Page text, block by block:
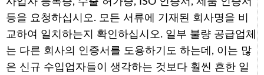
등을 요청하십시오. 모든 서류에 기재된 회사명을 비
교하여 일치하는지 확인하십시오. 일부 불량 공급업체
는 다른 회사의 인증서를 도용하기도 하는데, 이는 많
은 신규 수입업자들이 생각하는 것보다 훨씬 흔한 일